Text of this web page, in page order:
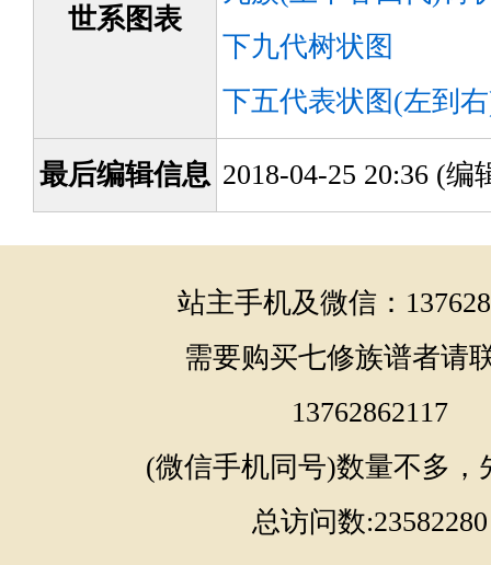
世系图表
下九代树状图
下五代表状图(左到
最后编辑信息 2018-04-25 20:36 (编
站主手机及微信：
需要购买七修族谱者请
13762862117
(微信手机同号)数量不多，
总访问数:23582280